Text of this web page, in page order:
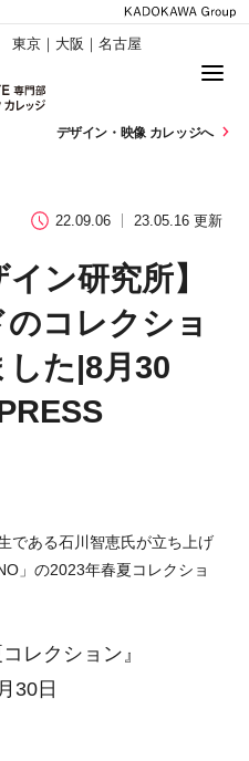
東京｜大阪｜名古屋
デザイン・ 映像 カレッジへ
22.09.06 23.05.16 更新
ン研究所】
コレクショ
た|8月30
である石川智恵氏が立ち上げ
」の2023年春夏コレクショ
レクション』
30日